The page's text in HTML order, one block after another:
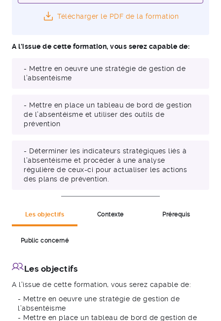
Télécharger le PDF de la formation
A l'issue de cette formation, vous serez capable de:
- Mettre en oeuvre une stratégie de gestion de
l’absentéisme
- Mettre en place un tableau de bord de gestion
de l’absentéisme et utiliser des outils de
prévention
- Déterminer les indicateurs stratégiques liés à
l’absentéisme et procéder à une analyse
régulière de ceux-ci pour actualiser les actions
des plans de prévention.
Les objectifs Contexte Prérequis
Public concerné
Les objectifs
A l'issue de cette formation, vous serez capable de:
- Mettre en oeuvre une stratégie de gestion de
l’absentéisme
- Mettre en place un tableau de bord de gestion de